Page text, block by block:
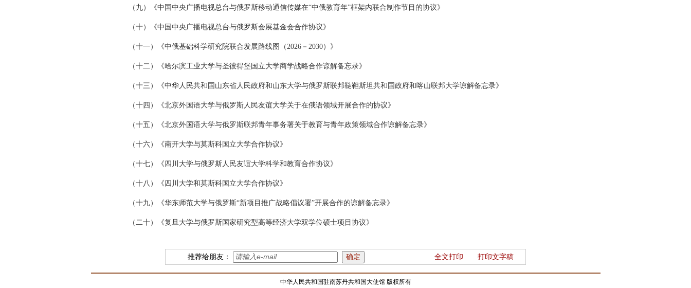
（九）《中国中央广播电视总台与俄罗斯移动通信传媒在“中俄教育年”框架内联合制作节目的协议》
（十）《中国中央广播电视总台与俄罗斯会展基金会合作协议》
（十一）《中俄基础科学研究院联合发展路线图（2026－2030）》
（十二）《哈尔滨工业大学与圣彼得堡国立大学商学战略合作谅解备忘录》
（十三）《中华人民共和国山东省人民政府和山东大学与俄罗斯联邦鞑靼斯坦共和国政府和喀山联邦大学谅解备忘录》
（十四）《北京外国语大学与俄罗斯人民友谊大学关于在俄语领域开展合作的协议》
（十五）《北京外国语大学与俄罗斯联邦青年事务署关于教育与青年政策领域合作谅解备忘录》
（十六）《南开大学与莫斯科国立大学合作协议》
（十七）《四川大学与俄罗斯人民友谊大学科学和教育合作协议》
（十八）《四川大学和莫斯科国立大学合作协议》
（十九）《华东师范大学与俄罗斯“新项目推广战略倡议署”开展合作的谅解备忘录》
（二十）《复旦大学与俄罗斯国家研究型高等经济大学双学位硕士项目协议》
推荐给朋友： 全文打印 打印文字稿
中华人民共和国驻南苏丹共和国大使馆 版权所有